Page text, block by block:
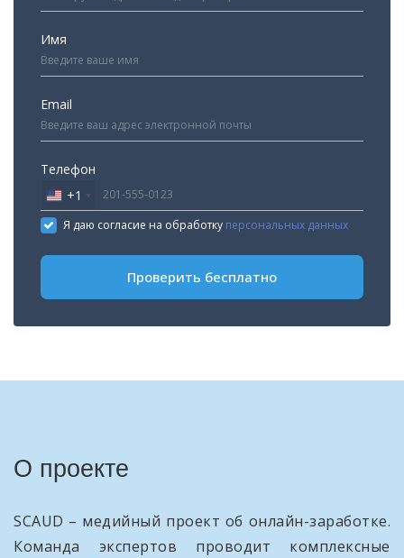
Имя
Email
Телефон
United
States
+1
+1
Я даю согласие на обработку персональных данных
Проверить бесплатно
О проекте
SCAUD – медийный проект об онлайн-заработке.
Команда экспертов проводит комплексные